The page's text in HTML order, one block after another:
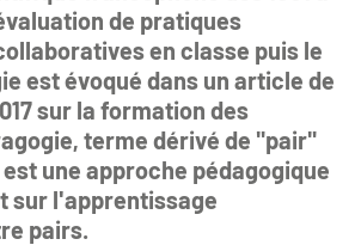
de pratiques
en classe puis le
est évoqué dans un article de
sur la formation des
terme dérivé de "pair"
une approche pédagogique
sur l'apprentissage
pairs.